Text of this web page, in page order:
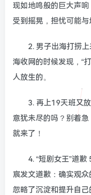
现如地鸣般的巨大声
受到摇晃，担忧可能与
2. 男子出海打捞
海收网的时候发现，“
人放生的。
3. 再上19天班又
意犹未尽的吗？别着
就来了！
4. “短剧女王”道
宸发文道歉：确实观
忽略了沉淀和提升自己